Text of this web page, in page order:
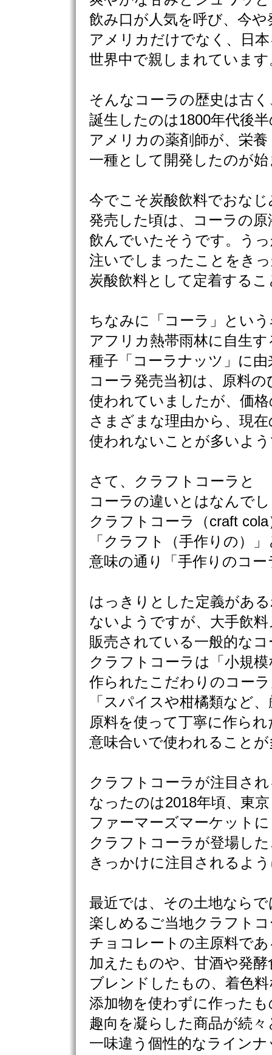
飲み口が人気を呼び、今や
アメリカだけでなく、日
世界中で親しまれています
そんなコーラの歴史は古く
誕生したのは1800年代後
アメリカの薬剤師が、栄
一種として開発したのが
今でこそ炭酸飲料でおな
発売した頃は、コーラの
飲んでいたそうです。う
注いでしまったことをき
炭酸飲料として定着する
ちなみに「コーラ」とい
アフリカ熱帯雨林に自生
種子「コーラナッツ」に
コーラ発売当初は、原料
使われていましたが、価
さまざまな理由から、現
使われないことが多いよ
さて、クラフトコーラと
コーラの違いとはなんで
クラフトコーラ（craft
「クラフト（手作りの）
意味の通り「手作りのコ
はっきりとした定義があ
ないようですが、大手飲
販売されている一般的な
クラフトコーラは「小規
作られたこだわりのコー
「スパイスや柑橘類など
原料を使って丁寧に作ら
意味合いで使われること
クラフトコーラが注目さ
なったのは2018年頃、東
ファーマーズマーケットに
クラフトコーラが登場し
きっかけに注目されるよ
最近では、その土地なら
楽しめるご当地クラフト
チョコレートの主原料で
加えたものや、甘酒や発酵
ブレンドしたもの、着色
添加物を使わずに作った
趣向を凝らした商品が続々
一味違う個性的なライン